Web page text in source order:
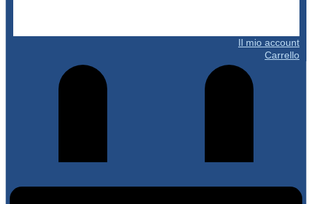
Il mio account
Carrello